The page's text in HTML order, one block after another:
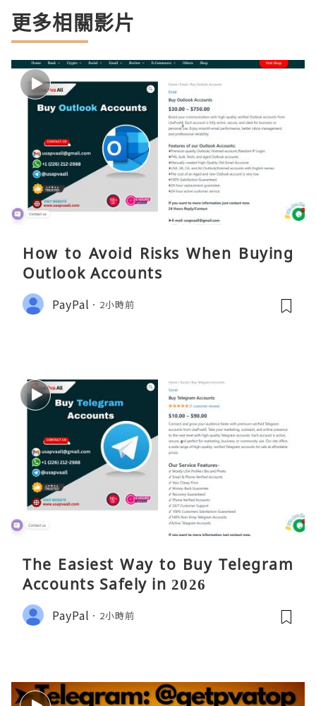
更多相關影片
How to Avoid Risks When Buying
Outlook Accounts
PayPal 2小時前
The Easiest Way to Buy Telegram
Accounts Safely in 2026
PayPal 2小時前